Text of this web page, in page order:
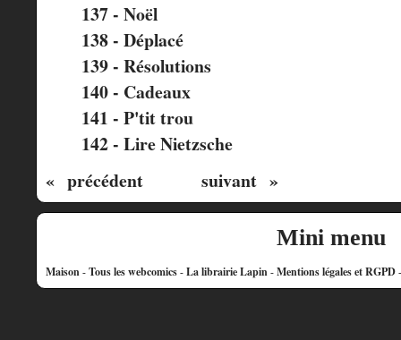
137 - Noël
138 - Déplacé
139 - Résolutions
140 - Cadeaux
141 - P'tit trou
142 - Lire Nietzsche
« précédent
suivant »
Mini menu
Maison-Tous les webcomics-La librairie Lapin-Mentions légales et RGPD